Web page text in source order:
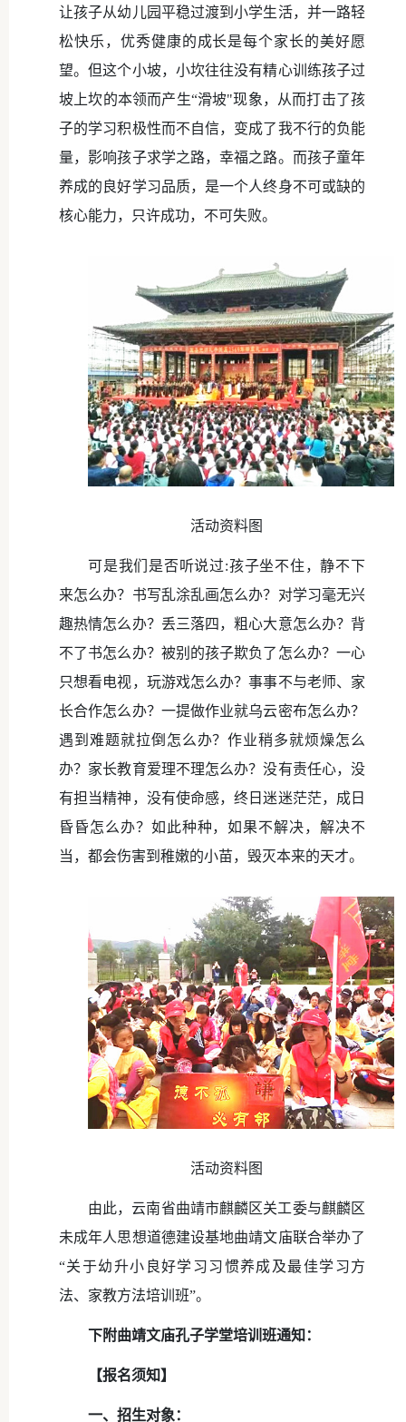
让孩子从幼儿园平稳过渡到小学生活，并一路轻
松快乐，优秀健康的成长是每个家长的美好愿
望。但这个小坡，小坎往往没有精心训练孩子过
坡上坎的本领而产生“滑坡"现象，从而打击了孩
子的学习积极性而不自信，变成了我不行的负能
量，影响孩子求学之路，幸福之路。而孩子童年
养成的良好学习品质，是一个人终身不可或缺的
核心能力，只许成功，不可失败。
活动资料图
可是我们是否听说过:孩子坐不住，静不下
来怎么办？书写乱涂乱画怎么办？对学习毫无兴
趣热情怎么办？丢三落四，粗心大意怎么办？背
不了书怎么办？被别的孩子欺负了怎么办？一心
只想看电视，玩游戏怎么办？事事不与老师、家
长合作怎么办？一提做作业就乌云密布怎么办？
遇到难题就拉倒怎么办？作业稍多就烦燥怎么
办？家长教育爱理不理怎么办？没有责任心，没
有担当精神，没有使命感，终日迷迷茫茫，成日
昏昏怎么办？如此种种，如果不解决，解决不
当，都会伤害到稚嫩的小苗，毁灭本来的天才。
活动资料图
由此，云南省曲靖市麒麟区关工委与麒麟区
未成年人思想道德建设基地曲靖文庙联合举办了
“关于幼升小良好学习习惯养成及最佳学习方
法、家教方法培训班”。
下附曲靖文庙孔子学堂培训班通知：
【报名须知】
一、招生对象：